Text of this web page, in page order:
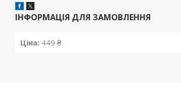
ІНФОРМАЦІЯ ДЛЯ ЗАМОВЛЕННЯ
Ціна: 449 ₴